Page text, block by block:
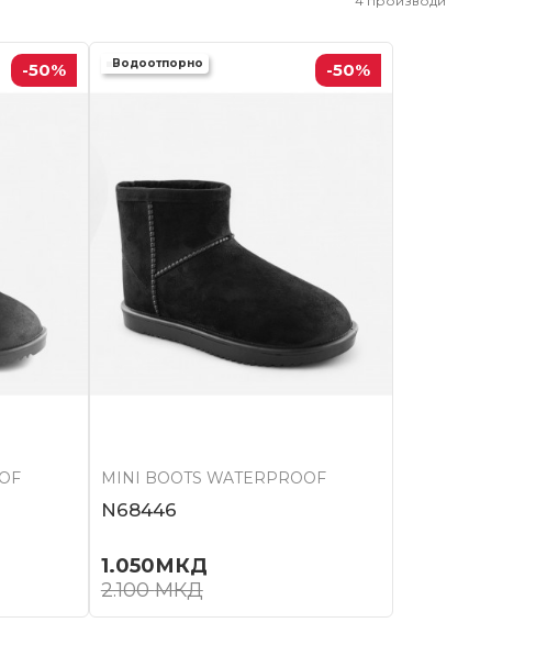
-50% Водоотпорно -50%
MINI BOOTS WATERPROOF
N68446
1.050МКД
2.100МКД